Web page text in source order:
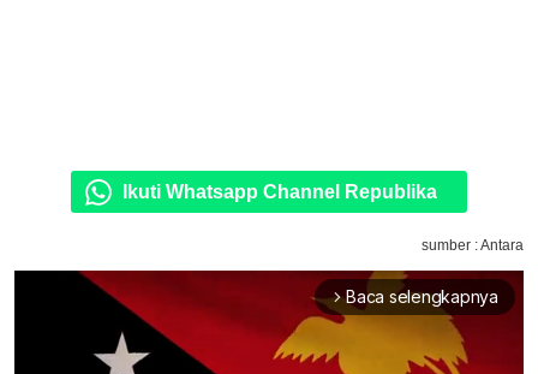
Ikuti Whatsapp Channel Republika
sumber : Antara
arrow_forward_ios Baca selengkapnya